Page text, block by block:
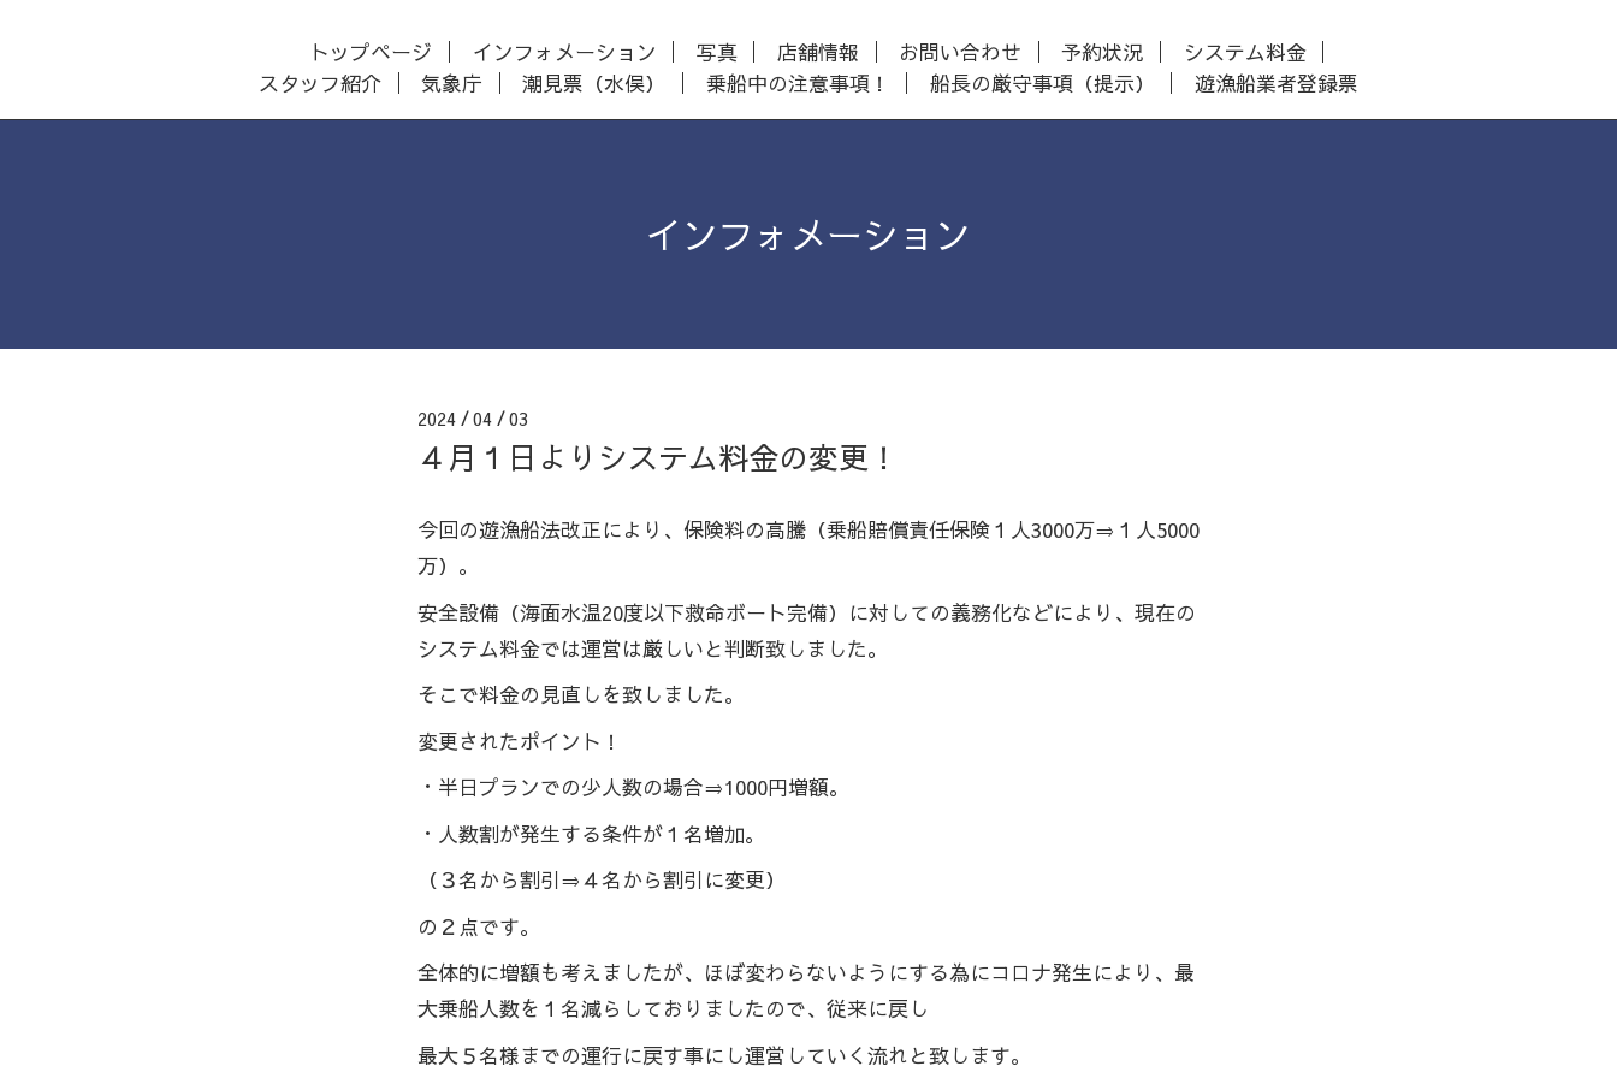
トップページ インフォメーション 写真 店舗情報 お問い合わせ 予約状況
システム料金
スタッフ紹介
気象庁 潮見票（水俣） 乗船中の注意事項！ 船長の厳守事項（提示） 遊漁船業者登録票
インフォメーション
2024 /04 /03
４月１日よりシステム料金の変更！
今回の遊漁船法改正により、保険料の高騰（乗船賠償責任保険１人3000万⇒１人5000
万）。
安全設備（海面水温20度以下救命ボート完備）に対しての義務化などにより、現在の
システム料金では運営は厳しいと判断致しました。
そこで料金の見直しを致しました。
変更されたポイント！
・半日プランでの少人数の場合⇒1000円増額。
・人数割が発生する条件が１名増加。
（３名から割引⇒４名から割引に変更）
の２点です。
全体的に増額も考えましたが、ほぼ変わらないようにする為にコロナ発生により、最
大乗船人数を１名減らしておりましたので、従来に戻し
最大５名様までの運行に戻す事にし運営していく流れと致します。